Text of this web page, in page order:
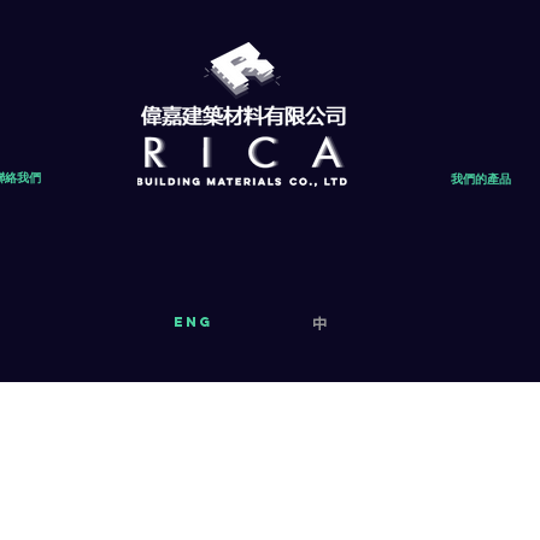
絡我們 我們的產品
eng 中